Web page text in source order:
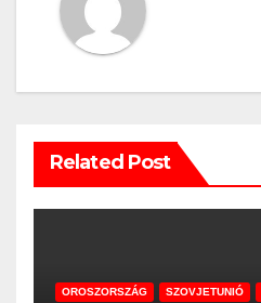
Related Post
OROSZORSZÁG SZOVJETUNIÓ